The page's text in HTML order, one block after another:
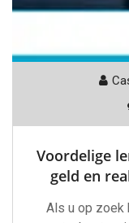
Voordelige
geld en
Als u op zoek